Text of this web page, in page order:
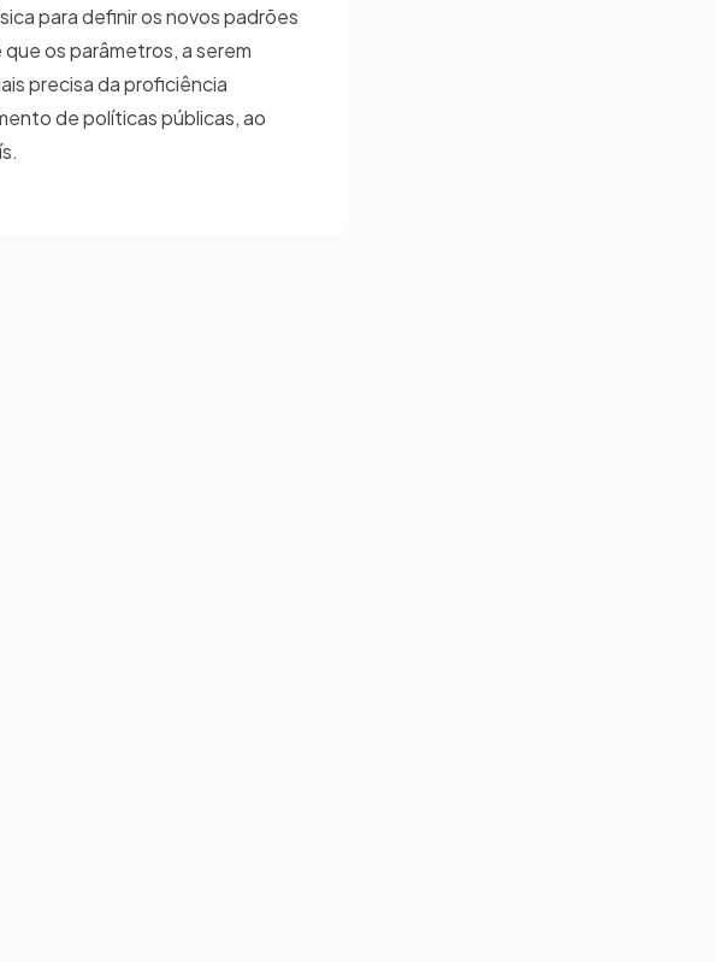
para definir os novos padrões
os parâmetros, a serem
precisa da proficiência
de políticas públicas, ao